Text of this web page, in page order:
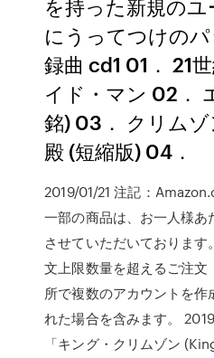
を持った新規の
にうってつけの
録曲 cd1 01． 21
イド・マン 02．
銘) 03． クリム
殿 (短縮版) 04．
2019/01/21 注記：
一部の商品は、お一人様あ
させていただいておりま
文上限数量を超えるご注文
所で複数のアカウントを作
れた場合を含みます。
「キング・クリムゾン